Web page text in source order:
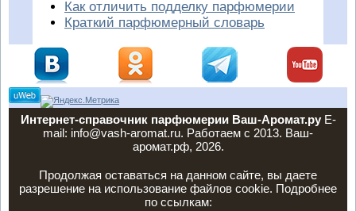
Как отличить подделку парфюмерии
Краткий парфюмерный словарь
Интернет-справочник парфюмерии Ваш-Аромат.руE-
mail: info@vash-aromat.ru. Работаем с 2013. Ваш-
аромат.рф, 2026.
Продолжая оставаться на данном сайте, вы даете
разрешение на использование файлов cookie. Подробнее
по ссылкам: